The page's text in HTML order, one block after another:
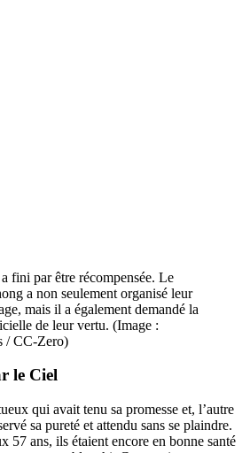
fini par être récompensée. Le
a non seulement organisé leur
mais il a également demandé la
de leur vertu. (Image :
/ CC-Zero)
le Ciel
qui avait tenu sa promesse et, l’autre
sa pureté et attendu sans se plaindre.
57 ans, ils étaient encore en bonne santé